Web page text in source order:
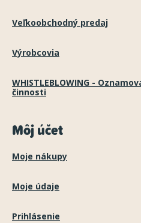
Veľkoobchodný predaj
Výrobcovia
WHISTLEBLOWING -
činnosti
Môj účet
Moje nákupy
Moje údaje
Prihlásenie